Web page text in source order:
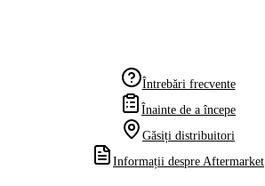
Întrebări frecvente
Înainte de a începe
Găsiți distribuitori
Informații despre Aftermarket